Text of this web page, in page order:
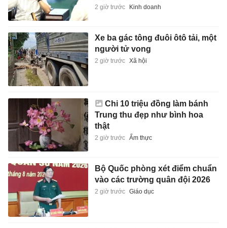
2 giờ trước Kinh doanh
Xe ba gác tông đuôi ôtô tải, một
người tử vong
2 giờ trước Xã hội
Chi 10 triệu đồng làm bánh
Trung thu đẹp như bình hoa
thật
2 giờ trước Ẩm thực
Bộ Quốc phòng xét điểm chuẩn
vào các trường quân đội 2026
2 giờ trước Giáo dục